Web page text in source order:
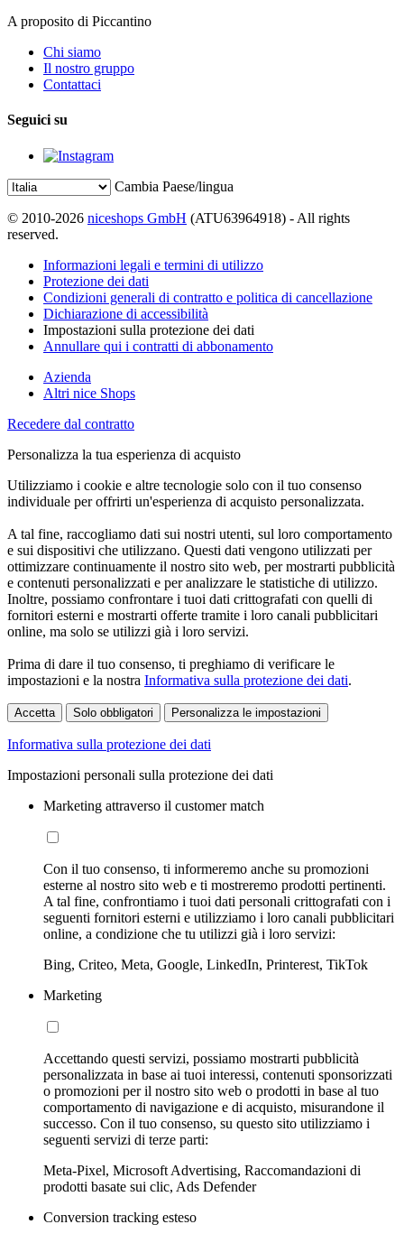
A proposito di Piccantino
Chi siamo
Il nostro gruppo
Contattaci
Seguici su
Cambia Paese/lingua
© 2010-2026 niceshops GmbH (ATU63964918) - All rights
reserved.
Informazioni legali e termini di utilizzo
Protezione dei dati
Condizioni generali di contratto e politica di cancellazione
Dichiarazione di accessibilità
Impostazioni sulla protezione dei dati
Annullare qui i contratti di abbonamento
Azienda
Altri nice Shops
Recedere dal contratto
Personalizza la tua esperienza di acquisto
Utilizziamo i cookie e altre tecnologie solo con il tuo consenso
individuale per offrirti un'esperienza di acquisto personalizzata.
A tal fine, raccogliamo dati sui nostri utenti, sul loro comportamento
e sui dispositivi che utilizzano. Questi dati vengono utilizzati per
ottimizzare continuamente il nostro sito web, per mostrarti pubblicità
e contenuti personalizzati e per analizzare le statistiche di utilizzo.
Inoltre, possiamo confrontare i tuoi dati crittografati con quelli di
fornitori esterni e mostrarti offerte tramite i loro canali pubblicitari
online, ma solo se utilizzi già i loro servizi.
Prima di dare il tuo consenso, ti preghiamo di verificare le
impostazioni e la nostra Informativa sulla protezione dei dati.
Accetta Solo obbligatori Personalizza le impostazioni
Informativa sulla protezione dei dati
Impostazioni personali sulla protezione dei dati
Marketing attraverso il customer match
Con il tuo consenso, ti informeremo anche su promozioni
esterne al nostro sito web e ti mostreremo prodotti pertinenti.
A tal fine, confrontiamo i tuoi dati personali crittografati con i
seguenti fornitori esterni e utilizziamo i loro canali pubblicitari
online, a condizione che tu utilizzi già i loro servizi:
Bing, Criteo, Meta, Google, LinkedIn, Printerest, TikTok
Marketing
Accettando questi servizi, possiamo mostrarti pubblicità
personalizzata in base ai tuoi interessi, contenuti sponsorizzati
o promozioni per il nostro sito web o prodotti in base al tuo
comportamento di navigazione e di acquisto, misurandone il
successo. Con il tuo consenso, su questo sito utilizziamo i
seguenti servizi di terze parti:
Meta-Pixel, Microsoft Advertising, Raccomandazioni di
prodotti basate sui clic, Ads Defender
Conversion tracking esteso